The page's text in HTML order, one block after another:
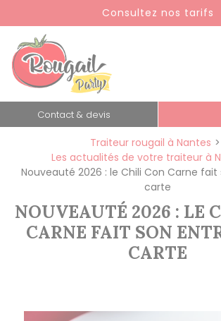
Consultez nos tarifs
Contact & devis
Traiteur rougail à Nantes
Les actualités de votre traiteur à
Nouveauté 2026 : le Chili Con Carne
carte
NOUVEAUTÉ 2026 : LE
CARNE FAIT SON
CARTE
Panneau de gestion des cookies